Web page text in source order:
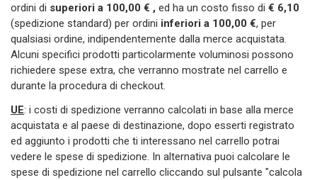
ordini di superiori a 100,00 € , ed ha un costo fisso di € 6,10
(spedizione standard) per ordini inferiori a 100,00 €, per
qualsiasi ordine, indipendentemente dalla merce acquistata.
Alcuni specifici prodotti particolarmente voluminosi possono
richiedere spese extra, che verranno mostrate nel carrello e
durante la procedura di checkout.
UE: i costi di spedizione verranno calcolati in base alla merce
acquistata e al paese di destinazione, dopo esserti registrato
ed aggiunto i prodotti che ti interessano nel carrello potrai
vedere le spese di spedizione. In alternativa puoi calcolare le
spese di spedizione nel carrello cliccando sul pulsante "calcola